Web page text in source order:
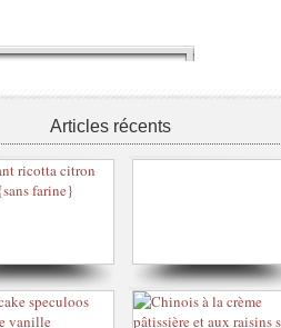
Articles récents